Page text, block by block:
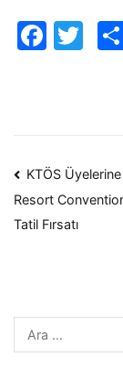
Yazı
dolaşımı
KTÖS
Resort
Tatil Fırsatı
Arama: